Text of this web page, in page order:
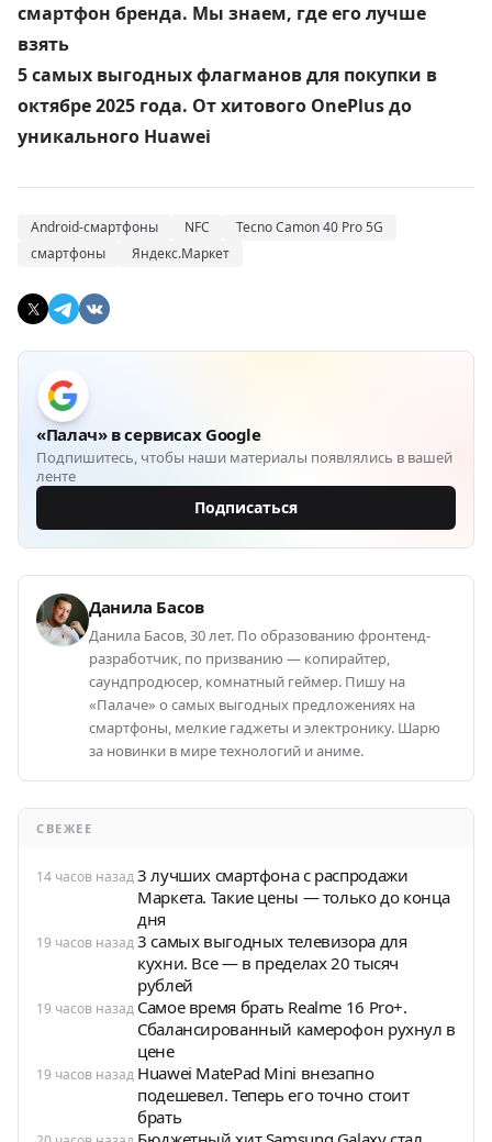
смартфон бренда. Мы знаем, где его лучше
взять
5 самых выгодных флагманов для покупки в
октябре 2025 года. От хитового OnePlus до
уникального Huawei
Android-смартфоны NFC
Tecno Camon 40 Pro 5G
смартфоны
Яндекс.Маркет
«Палач» в сервисах Google
Подпишитесь, чтобы наши материалы появлялись в вашей
ленте
Подписаться
Данила Басов
Данила Басов, 30 лет. По образованию фронтенд-
разработчик, по призванию — копирайтер,
саундпродюсер, комнатный геймер. Пишу на
«Палаче» о самых выгодных предложениях на
смартфоны, мелкие гаджеты и электронику. Шарю
за новинки в мире технологий и аниме.
СВЕЖЕЕ
14 часов назад3 лучших смартфона с распродажи
Маркета. Такие цены — только до конца
дня
19 часов назад3 самых выгодных телевизора для
кухни. Все — в пределах 20 тысяч
рублей
19 часов назад Самое время брать Realme 16 Pro+.
Сбалансированный камерофон рухнул в
цене
19 часов назад Huawei MatePad Mini внезапно
подешевел. Теперь его точно стоит
брать